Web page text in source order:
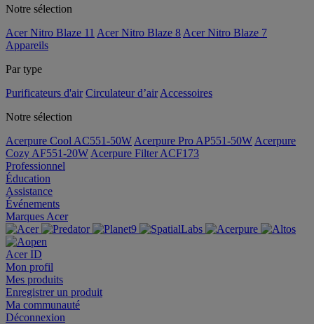
Notre sélection
Acer Nitro Blaze 11 Acer Nitro Blaze 8 Acer Nitro Blaze 7
Appareils
Par type
Purificateurs d'air Circulateur d’air Accessoires
Notre sélection
Acerpure Cool AC551-50W Acerpure Pro AP551-50W Acerpure
Cozy AF551-20W Acerpure Filter ACF173
Professionnel
Éducation
Assistance
Événements
Marques Acer
Acer ID
Mon profil
Mes produits
Enregistrer un produit
Ma communauté
Déconnexion